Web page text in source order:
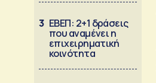
3 ΕΒΕΠ: 2+1 δράσεις
που αναμένει η
επιχειρηματική
κοινότητα